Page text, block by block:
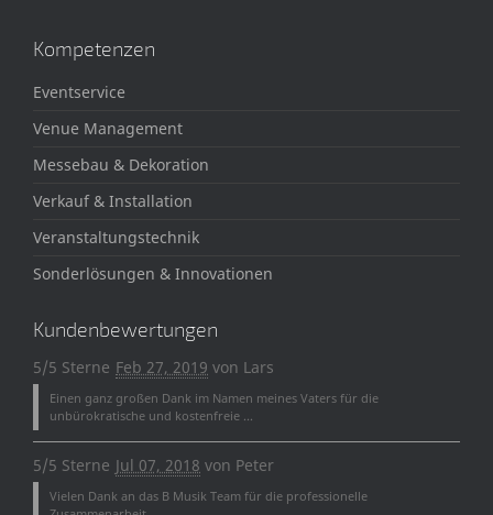
Kompetenzen
Eventservice
Venue Management
Messebau & Dekoration
Verkauf & Installation
Veranstaltungstechnik
Sonderlösungen & Innovationen
Kundenbewertungen
5/5 Sterne Feb 27, 2019 von Lars
Einen ganz großen Dank im Namen meines Vaters für die
unbürokratische und kostenfreie ...
5/5 Sterne Jul 07, 2018 von Peter
Vielen Dank an das B Musik Team für die professionelle